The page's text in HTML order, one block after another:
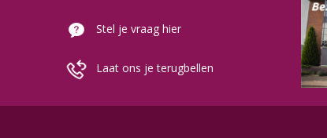
Stel je vraag hier
Laat ons je terugbellen